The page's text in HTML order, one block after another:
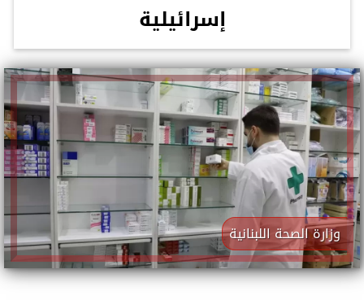
إسرائيلية
وزارة الصحة اللبنانية